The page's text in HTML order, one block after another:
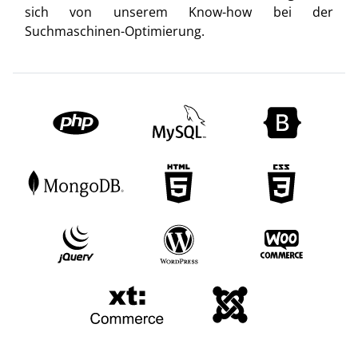
sich von unserem Know-how bei der
Suchmaschinen-Optimierung.